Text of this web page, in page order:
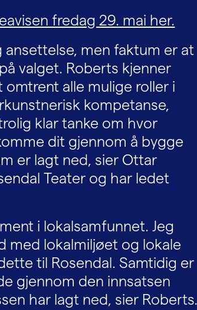
fredag 29. mai her.
men faktum er at
valget. Roberts kjenner
alle mulige roller i
kompetanse,
klar tanke om hvor
dit gjennom å bygge
er lagt ned, sier Ottar
Teater og har ledet
i lokalsamfunnet. Jeg
med lokalmiljøet og lokale
til Rosendal. Samtidig er
gjennom den innsatsen
har lagt ned, sier Roberts.